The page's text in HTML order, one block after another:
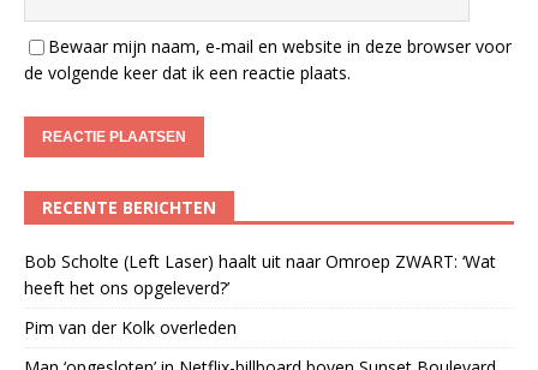
Bewaar mijn naam, e-mail en website in deze browser voor
de volgende keer dat ik een reactie plaats.
RECENTE BERICHTEN
Bob Scholte (Left Laser) haalt uit naar Omroep ZWART: ‘Wat
heeft het ons opgeleverd?’
Pim van der Kolk overleden